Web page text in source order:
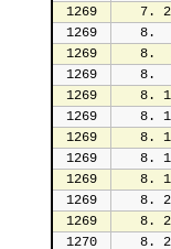
1269
7.
1269
8.
1269
8.
1269
8.
1269
8.
1269
8.
1269
8.
1269
8.
1269
8.
1269
8.
1269
8.
1270
8.